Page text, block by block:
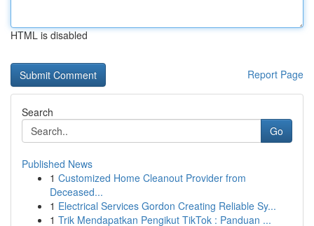
HTML is disabled
Report Page
Search
Go
Published News
1 Customized Home Cleanout Provider from
Deceased...
1 Electrical Services Gordon Creating Reliable Sy...
1 Trik Mendapatkan Pengikut TikTok : Panduan ...